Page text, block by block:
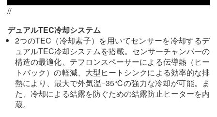
//
デュアルTEC冷却システム
2つのTEC（冷却素子）を用いてセンサーを冷却するデ
ュアルTEC冷却システムを搭載。センサーチャンバーの
構造の最適化、テフロンスペーサーによる伝導熱（ヒー
トバック）の軽減、大型ヒートシンクによる効率的な排
熱により、最大で外気温−35℃の強力な冷却が可能。ま
た、冷却による結露を防ぐための結露防止ヒーターを内
蔵。